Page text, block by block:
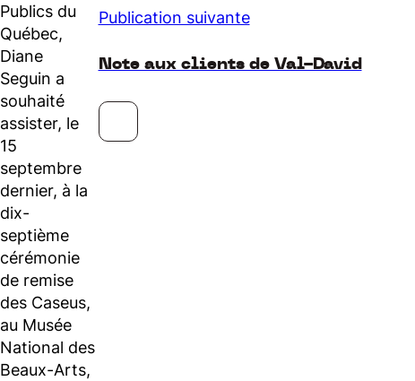
Publics du
Québec,
Diane
Seguin a
souhaité
assister, le
15
septembre
dernier, à la
dix-
septième
cérémonie
de remise
des Caseus,
au Musée
National des
Beaux-Arts,
Publication suivante
Note aux clients de Val-David